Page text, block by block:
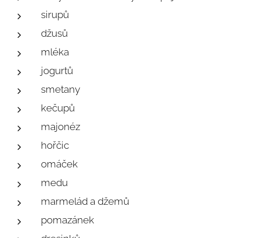
sirupů
džusů
mléka
jogurtů
smetany
kečupů
majonéz
hořčic
omáček
medu
marmelád a džemů
pomazánek